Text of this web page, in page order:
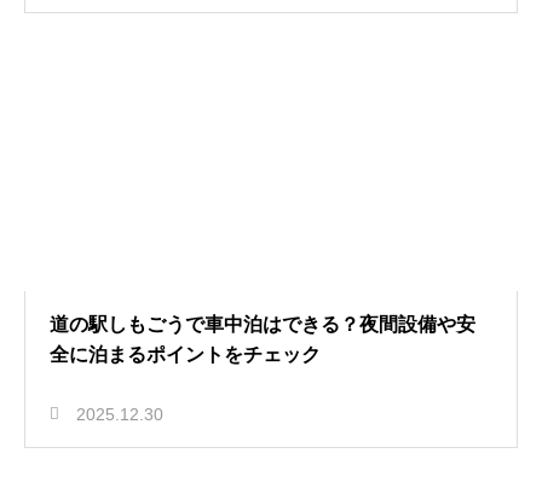
道の駅しもごうで車中泊はできる？夜間設備や安
全に泊まるポイントをチェック
2025.12.30